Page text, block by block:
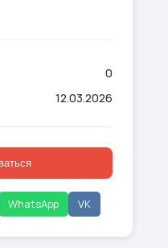
0
12.03.2026
WhatsApp VK